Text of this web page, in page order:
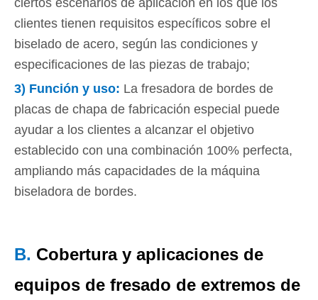
clientes tienen requisitos específicos sobre el
biselado de acero, según las condiciones y
especificaciones de las piezas de trabajo;
3) Función y uso: La fresadora de bordes de
placas de chapa de fabricación especial puede
ayudar a los clientes a alcanzar el objetivo
establecido con una combinación 100% perfecta,
ampliando más capacidades de la máquina
biseladora de bordes.
B. Cobertura y aplicaciones de
equipos de fresado de extremos de